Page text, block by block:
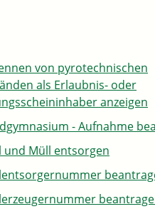
von pyrotechnischen
als Erlaubnis- oder
anzeigen
- Aufnahme
und Müll entsorgen